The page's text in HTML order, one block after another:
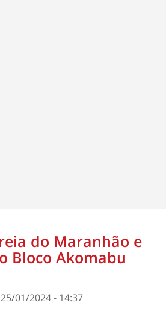
do Maranhão e
Bloco Akomabu
25/01/2024 - 14:37